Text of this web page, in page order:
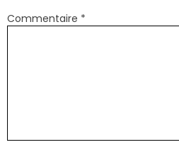
Commentaire *